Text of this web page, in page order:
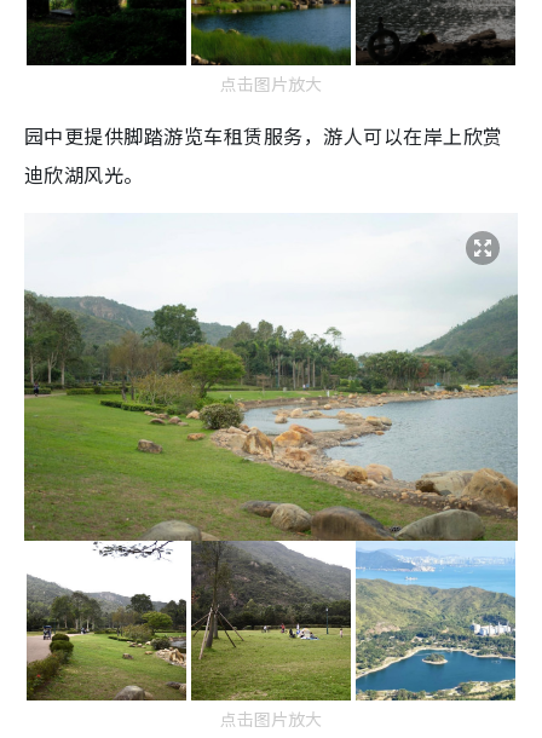
点击图片放大
园中更提供脚踏游览车租赁服务，游人可以在岸上欣赏
迪欣湖风光。
点击图片放大